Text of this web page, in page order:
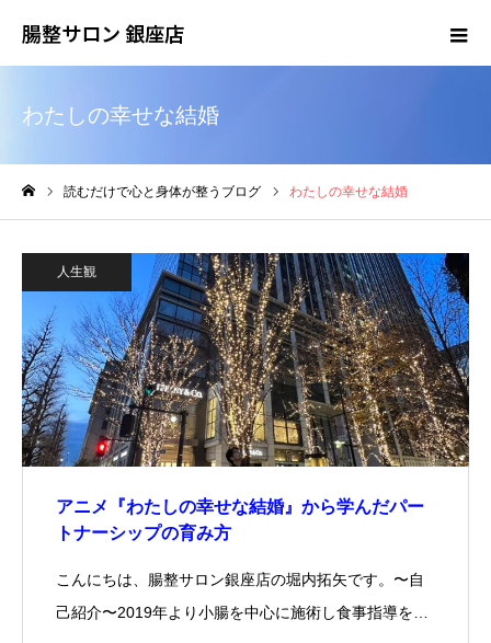
腸整サロン 銀座店
わたしの幸せな結婚
読むだけで心と身体が整うブログ わたしの幸せな結婚
人生観
アニメ『わたしの幸せな結婚』から学んだパー
トナーシップの育み方
こんにちは、腸整サロン銀座店の堀内拓矢です。〜自
己紹介〜2019年より小腸を中心に施術し食事指導を…